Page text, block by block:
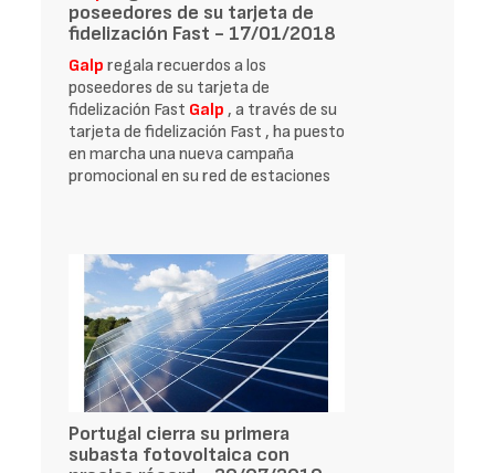
poseedores de su tarjeta de
fidelización Fast - 17/01/2018
Galp regala recuerdos a los
poseedores de su tarjeta de
fidelización Fast Galp , a través de su
tarjeta de fidelización Fast , ha puesto
en marcha una nueva campaña
promocional en su red de estaciones
Portugal cierra su primera
subasta fotovoltaica con